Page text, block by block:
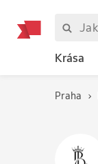
Krása
Praha